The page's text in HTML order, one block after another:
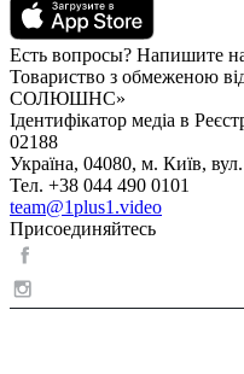
Есть вопросы? Напишите
Товариство з обмеженою
СОЛЮШНС»
Ідентифікатор медіа в
02188
Україна, 04080, м. Київ,
Тел. +38 044 490 0101
team@1plus1.video
Присоединяйтесь